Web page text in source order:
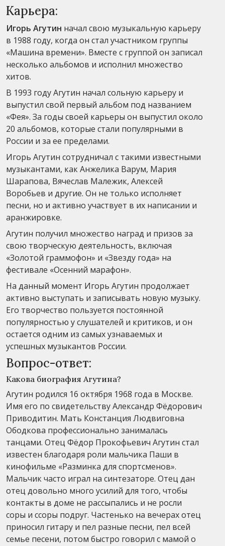
Карьера:
Игорь Агутин начал свою музыкальную карьеру
в 1988 году, когда он стал участником группы
«Машина времени». Вместе с группой он записал
несколько альбомов и исполнил множество
хитов.
В 1993 году Агутин начал сольную карьеру и
выпустил свой первый альбом под названием
«Фея». За годы своей карьеры он выпустил около
20 альбомов, которые стали популярными в
России и за ее пределами.
Игорь Агутин сотрудничал с такими известными
музыкантами, как Анжелика Варум, Мария
Шарапова, Вячеслав Малежик, Алексей
Воробьев и другие. Он не только исполняет
песни, но и активно участвует в их написании и
аранжировке.
Агутин получил множество наград и призов за
свою творческую деятельность, включая
«Золотой граммофон» и «Звезду года» на
фестивале «Осенний марафон».
На данный момент Игорь Агутин продолжает
активно выступать и записывать новую музыку.
Его творчество пользуется постоянной
популярностью у слушателей и критиков, и он
остается одним из самых узнаваемых и
успешных музыкантов России.
Вопрос-ответ:
Какова биография Агутина?
Агутин родился 16 октября 1968 года в Москве.
Имя его по свидетельству Александр Фёдорович
Приводитин. Мать Констанция Людвиговна
Ободкова профессионально занималась
танцами. Отец Фёдор Прокофьевич Агутин стал
известен благодаря роли мальчика Паши в
кинофильме «Разминка для спортсменов».
Мальчик часто играл на синтезаторе. Отец дан
отец довольно много усилий для того, чтобы
контакты в доме не рассыпались и не росли
соры и ссоры подруг. Частенько на вечерах отец
приносил гитару и пел разные песни, пел всей
семье песени, потом быстро говорил с мамой о